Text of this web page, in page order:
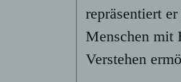
repräsentiert
Menschen mit
Verstehen